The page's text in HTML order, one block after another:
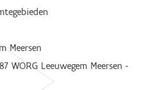
Meersen
WORG Leeuwegem Meersen -